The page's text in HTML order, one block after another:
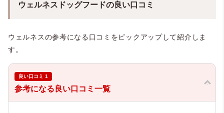
ウェルネスドッグフードの良い口コミ
ウェルネスの参考になる口コミをピックアップして紹介しま
す。
良い口コミ 1
参考になる良い口コミ一覧